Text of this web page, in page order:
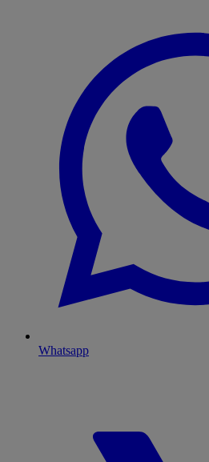
Whatsapp